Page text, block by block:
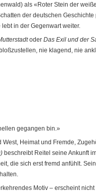
als «Roter Stein der
der deutschen
in der Gegenwart weiter.
oder Das Exil und der
nie klagend, nie
gegangen bin.»
Heimat und Fremde,
beschreibt Reitel seine Ankunft
die sich erst fremd anfühlt.
Motiv – erscheint